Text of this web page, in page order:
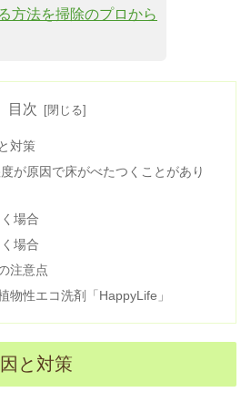
方法を掃除のプロから
目次
対策
が原因で床がべたつくことがあり
場合
場合
注意点
物性エコ洗剤「HappyLife」
と対策